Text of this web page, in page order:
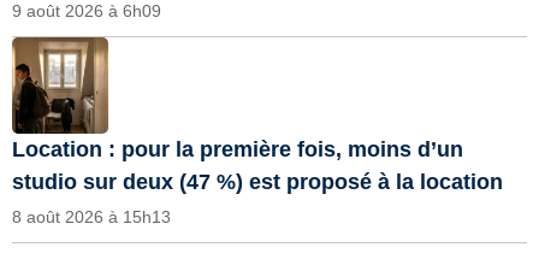
9 août 2026 à 6h09
Location : pour la première fois, moins d’un
studio sur deux (47 %) est proposé à la location
8 août 2026 à 15h13